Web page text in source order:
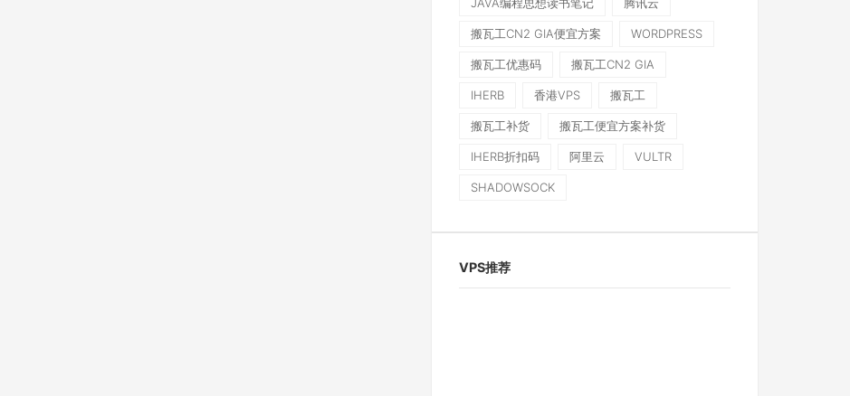
搬瓦工CN2 GIA便宜方案 WORDPRESS
搬瓦工优惠码 搬瓦工CN2 GIA
IHERB 香港VPS 搬瓦工
搬瓦工补货 搬瓦工便宜方案补货
IHERB折扣码 阿里云 VULTR
SHADOWSOCK
VPS推荐